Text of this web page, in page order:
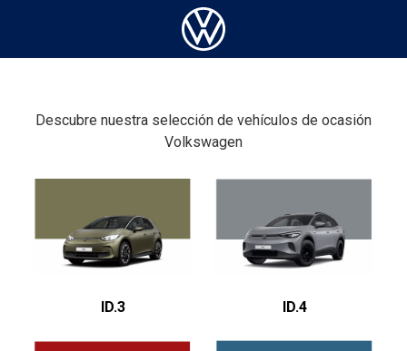
Descubre nuestra selección de vehículos de ocasión
Volkswagen
ID.3 ID.4